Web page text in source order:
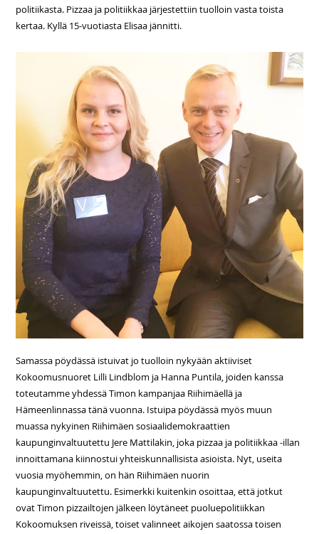
politiikasta. Pizzaa ja politiikkaa järjestettiin tuolloin vasta toista
kertaa. Kyllä 15-vuotiasta Elisaa jännitti.
Samassa pöydässä istuivat jo tuolloin nykyään aktiiviset
Kokoomusnuoret Lilli Lindblom ja Hanna Puntila, joiden kanssa
toteutamme yhdessä Timon kampanjaa Riihimäellä ja
Hämeenlinnassa tänä vuonna. Istuipa pöydässä myös muun
muassa nykyinen Riihimäen sosiaalidemokraattien
kaupunginvaltuutettu Jere Mattilakin, joka pizzaa ja politiikkaa -illan
innoittamana kiinnostui yhteiskunnallisista asioista. Nyt, useita
vuosia myöhemmin, on hän Riihimäen nuorin
kaupunginvaltuutettu. Esimerkki kuitenkin osoittaa, että jotkut
ovat Timon pizzailtojen jälkeen löytäneet puoluepolitiikkan
Kokoomuksen riveissä, toiset valinneet aikojen saatossa toisen